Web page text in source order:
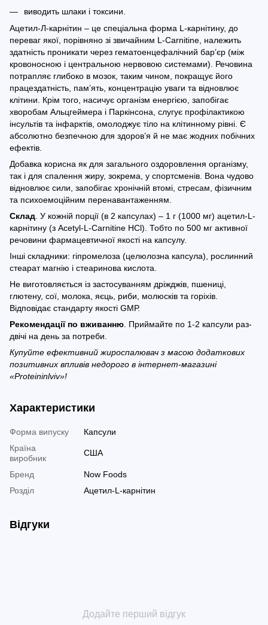
виводить шлаки і токсини.
Ацетил-Л-карнітин – це спеціальна форма L-карнітину, до
переваг якої, порівняно зі звичайним L-Carnitine, належить
здатність проникати через гематоенцефалічний бар’єр (між
кровоносною і центральною нервовою системами). Речовина
потрапляє глибоко в мозок, таким чином, покращує його
працездатність, пам’ять, концентрацію уваги та відновлює
клітини. Крім того, насичує організм енергією, запобігає
хворобам Альцгеймера і Паркінсона, слугує профілактикою
інсультів та інфарктів, омолоджує тіло на клітинному рівні. Є
абсолютно безпечною для здоров’я й не має жодних побічних
ефектів.
Добавка корисна як для загального оздоровлення організму,
так і для спалення жиру, зокрема, у спортсменів. Вона чудово
відновлює сили, запобігає хронічній втомі, стресам, фізичним
та психоемоційним перенавантаженням.
Склад. У кожній порції (в 2 капсулах) – 1 г (1000 мг) ацетил-L-
карнітину (з Acetyl-L-Carnitine HCl). Тобто по 500 мг активної
речовини фармацевтичної якості на капсулу.
Інші складники: гіпромелоза (целюлозна капсула), рослинний
стеарат магнію і стеаринова кислота.
Не виготовляється із застосуванням дріжджів, пшениці,
глютену, сої, молока, яєць, риби, молюсків та горіхів.
Відповідає стандарту якості GMР.
Рекомендації по вживанню. Приймайте по 1-2 капсули раз-
двічі на день за потреби.
Купуйте ефективний жироспалювач з масою додаткових
позитивних впливів недорого в інтернет-магазині
«Proteininlviv»!
Характеристики
Форма випуску
Капсули
Країна
виробник
США
Бренд
Now Foods
Розділ
Ацетил-L-карнітин
Відгуки
Додайте перший відгук